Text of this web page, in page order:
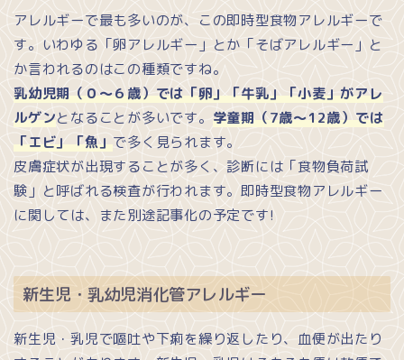
アレルギーで最も多いのが、この即時型食物アレルギーで
す。いわゆる「卵アレルギー」とか「そばアレルギー」と
か言われるのはこの種類ですね。
乳幼児期（０～６歳）では「卵」「牛乳」「小麦」がアレ
ルゲンとなることが多いです。 学童期（7歳～12歳）では
「エビ」「魚」 で多く見られます。
皮膚症状が出現することが多く、診断には「食物負荷試
験」と呼ばれる検査が行われます。即時型食物アレルギー
に関しては、また別途記事化の予定です!
新生児・乳幼児消化管アレルギー
新生児・乳児で嘔吐や下痢を繰り返したり、血便が出たり